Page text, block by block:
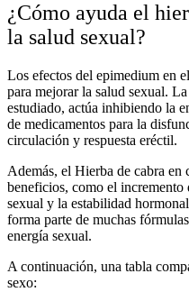
¿Cómo ayuda el
la salud sexual?
Los efectos del epimedium en
para mejorar la salud sexual.
estudiado, actúa inhibiendo la
de medicamentos para la
circulación y respuesta eréctil.
Además, el Hierba de cabra en
beneficios, como el
sexual y la estabilidad
forma parte de muchas
energía sexual.
A continuación, una tabla
sexo: